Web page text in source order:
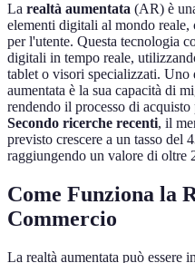
La realtà aumentata (AR) è
elementi digitali al mondo reale,
per l'utente. Questa tecnologia
digitali in tempo reale,
tablet o visori specializzati.
aumentata è la sua capacità di
rendendo il processo di
Secondo ricerche recenti, il
previsto crescere a un tasso del
raggiungendo un valore di
Come Funziona la
Commercio
La realtà aumentata può essere